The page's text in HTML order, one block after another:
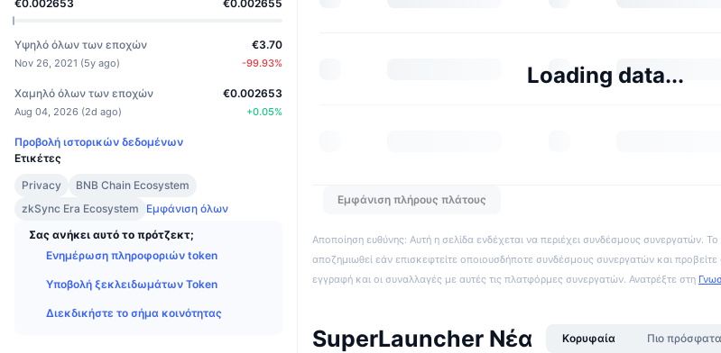
€0.002653 €0.002655
Υψηλό όλων των εποχών
Nov 26, 2021 (5y ago)
€3.70
-99.93%
Χαμηλό όλων των εποχών
Aug 04, 2026 (2d ago)
€0.002653
+0.05%
Προβολή ιστορικών δεδομένων
Ετικέτες
Privacy
BNB Chain Ecosystem
zkSync Era Ecosystem
Εμφάνιση όλων
Σας ανήκει αυτό το πρότζεκτ;
Ενημέρωση πληροφοριών token
Υποβολή ξεκλειδωμάτων Token
Διεκδικήστε το σήμα κοινότητας
Loading data...
Εμφάνιση πλήρους πλάτους
Αποποίηση ευθύνης: Αυτή η σελίδα ενδέχεται να περιέχει συνδέσμους συνεργατών.
αποζημιωθεί εάν επισκεφτείτε οποιουσδήποτε συνδέσμους συνεργατών και
εγγραφή και οι συναλλαγές με αυτές τις πλατφόρμες συνεργατών. Ανατρέξτε στη
SuperLauncher Νέα Κορυφαία Πιο πρόσφατα